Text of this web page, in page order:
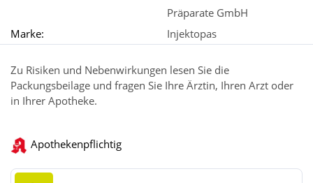
Präparate GmbH
Marke:
Injektopas
Zu Risiken und Nebenwirkungen lesen Sie die
Packungsbeilage und fragen Sie Ihre Ärztin, Ihren Arzt oder
in Ihrer Apotheke.
Apothekenpflichtig